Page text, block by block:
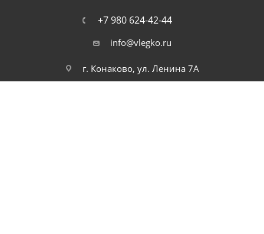
+7 980 624-42-44
info@vlegko.ru
г. Конаково, ул. Ленина 7А